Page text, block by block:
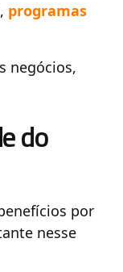
programas
negócios,
do
por
nesse